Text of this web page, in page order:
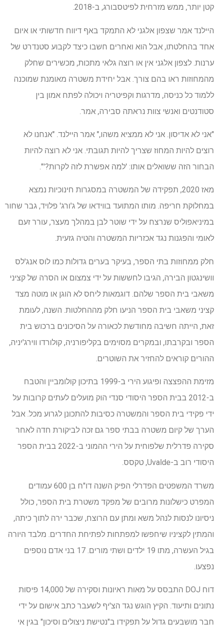
קטן יותר, ממש מזרחית לפיטסבורג, ב-2018.
היילנד אמר שצפון אלגני לא התמקד באף דיווח חדשותי או איום
אחד בהחלטתו, אבל הוא ואחרים חשבו כיצד לקבוע סטנדרט של
ערנות. לצפון אלגני אין או רוצה גלאי מתכות, מכשירים שחלק
מהמחוזות ראו בהם צורך. אבל יחידת משטרה מאומנת שמוכנה
ללמוד כל כניסה, מדרגות וקפיטריה ויכולה לפתח אמון בין
סטודנטים ואנשי צוות נראתה סבירה, אמר.
"אני לא אדיסון. אני לא ממציא משהו," אמר היילנד. "אנחנו לא
רוצים להיות המחוז שצריך להיות תגובתי. אני לא רוצה להיות
הבחור הזה ששואלים אותו: 'למה אפשרת לזה לקרות?'".
מאז 2020, תפקידה של המשטרה במסגרות חינוכיות נמצא
במחלוקת חריפה. מותו המתועד בווידאו של ג'ורג' פלויד, גבר שחור
במיניאפוליס שנרצח על ידי שוטר לבן במהלך מעצר, עורר זעם
לאומי והפגנות נגד אכזריות המשטרה והטיה גזעית.
חלק ממחוזות בתי הספר, בעיקר בערים גדולות כמו לוס אנג'לס
וושינגטון הבירה, הגיבו לחששות על ידי צמצום או הסרה של קציני
משאבי בית הספר שלהם. דוגמאות ליחס לא הוגן או מוטה מצד
קציני משאבי בית הספר הניעו חלק מההחלטות. השנה, לעומת
זאת, הייתה חשיבה מחודשת לכאורה על הסיכונים ברכוש בית
הספר ובקרבתו, ובמקרים מסוימים בקליפורניה, קולורדו ווירג'יניה,
ההורים קוראים להחזיר את השוטרים.
מזימת ההפצצה ופיגוע הירי ב-1999 בתיכון קולומביין והטבח
ב-2012 בבית הספר היסודי סנדי הוק מועלים לעתים קרובות על
ידי פקידי בית הספר והמשטרה כסיבות להתכונן לגרוע מכל. אבל
הערך של קיום משטרה בבתי ספר גם זכה לביקורת חדה לאחר
סקירה פדרלית שלפוחית ​​על הירי ההמוני ב-2022 בבית הספר
היסודי רוב ב-Uvalde, טקסס.
משרד המשפטים הפדרלי הפיק השנה דו"ח בן 600 עמודים
המפרט כישלונות מרובים של מפקד משטרת בית הספר, כולל
ניסיונו לנסות לנהל משא ומתן עם הרוצח, שכבר ירה לתוך כיתה,
והמתין לקציניו שיחפשו למפתחות לפתיחת החדרים. מלבד היורה
בגיל העשרה, מתו 19 ילדים ושתי מורים. 17 בני אדם נוספים
נפצעו.
דוח DOJ התבסס על מאות ראיונות וסקירה של 14,000 פיסות
נתונים ותיעוד. הקיץ הוגש נגד הצ'יף לשעבר כתב אישום על ידי
חבר מושבעים גדול על תפקידו ב"נטישת ניצולים וסיכון" בגין אי